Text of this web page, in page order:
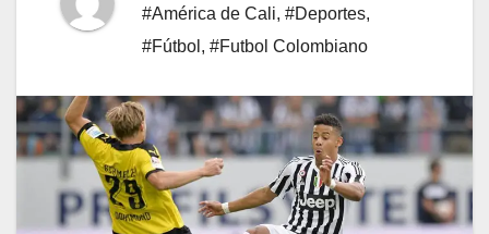
#América de Cali, #Deportes,
#Fútbol , #Futbol Colombiano